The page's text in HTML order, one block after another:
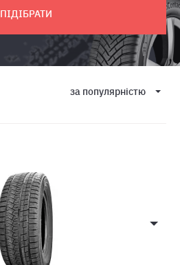
ПІДІБРАТИ
за популярнiстю